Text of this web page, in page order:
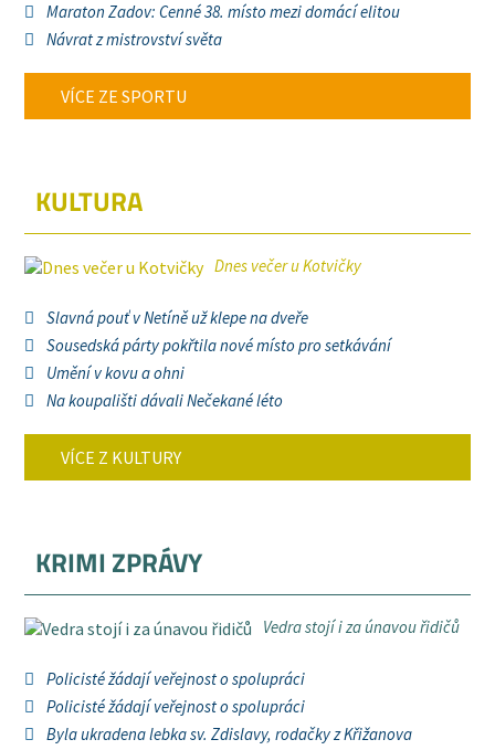
Maraton Zadov: Cenné 38. místo mezi domácí elitou
Návrat z mistrovství světa
VÍCE ZE SPORTU
KULTURA
Dnes večer u Kotvičky
Slavná pouť v Netíně už klepe na dveře
Sousedská párty pokřtila nové místo pro setkávání
Umění v kovu a ohni
Na koupališti dávali Nečekané léto
VÍCE Z KULTURY
KRIMI ZPRÁVY
Vedra stojí i za únavou řidičů
Policisté žádají veřejnost o spolupráci
Policisté žádají veřejnost o spolupráci
Byla ukradena lebka sv. Zdislavy, rodačky z Křižanova